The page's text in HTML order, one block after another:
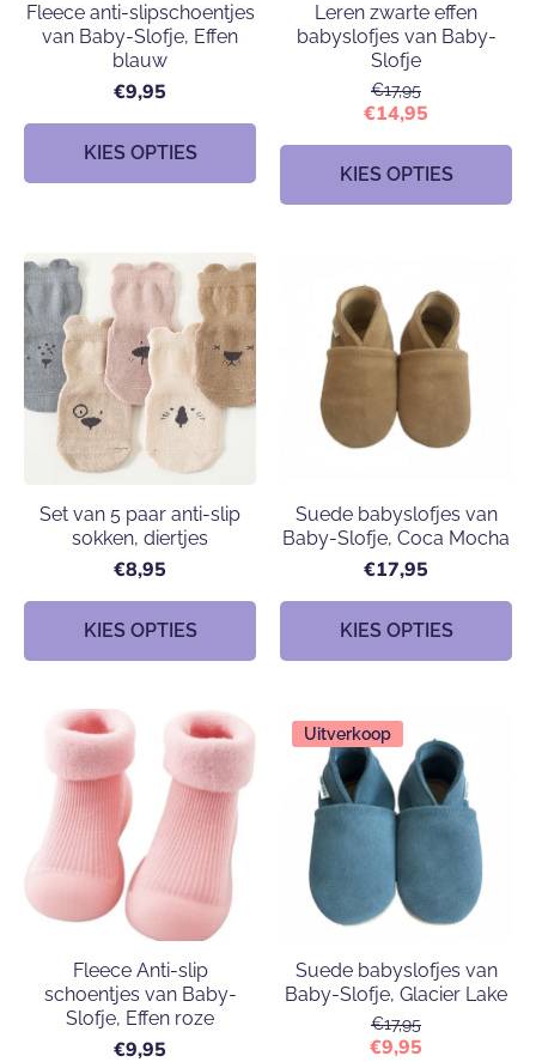
Fleece anti-slipschoentjes
van Baby-Slofje, Effen
blauw
€9,95
KIES OPTIES
Leren zwarte effen
babyslofjes van Baby-
Slofje
€17,95
€14,95
KIES OPTIES
Set van 5 paar anti-slip
sokken, diertjes
€8,95
KIES OPTIES
Suede babyslofjes van
Baby-Slofje, Coca Mocha
€17,95
KIES OPTIES
Fleece Anti-slip
schoentjes van Baby-
Slofje, Effen roze
€9,95
Uitverkoop
Suede babyslofjes van
Baby-Slofje, Glacier Lake
€17,95
€9,95